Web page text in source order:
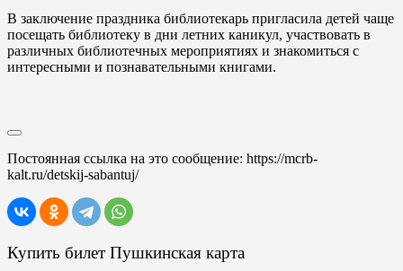
В заключение праздника библиотекарь пригласила детей чаще
посещать библиотеку в дни летних каникул, участвовать в
различных библиотечных мероприятиях и знакомиться с
интересными и познавательными книгами.
Постоянная ссылка на это сообщение: https://mcrb-
kalt.ru/detskij-sabantuj/
Купить билет Пушкинская карта